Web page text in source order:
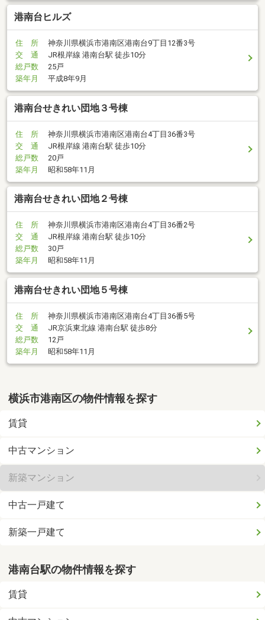
港南台ヒルズ
住 所
神奈川県横浜市港南区港南台9丁目12番3号
交 通
JR根岸線 港南台駅 徒歩10分
総戸数
25戸
築年月
平成8年9月
港南台せきれい団地３号棟
住 所
神奈川県横浜市港南区港南台4丁目36番3号
交 通
JR根岸線 港南台駅 徒歩10分
総戸数
20戸
築年月
昭和58年11月
港南台せきれい団地２号棟
住 所
神奈川県横浜市港南区港南台4丁目36番2号
交 通
JR根岸線 港南台駅 徒歩10分
総戸数
30戸
築年月
昭和58年11月
港南台せきれい団地５号棟
住 所
神奈川県横浜市港南区港南台4丁目36番5号
交 通
JR京浜東北線 港南台駅 徒歩8分
総戸数
12戸
築年月
昭和58年11月
横浜市港南区の物件情報を探す
賃貸
中古マンション
新築マンション
中古一戸建て
新築一戸建て
港南台駅の物件情報を探す
賃貸